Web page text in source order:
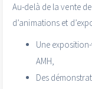
Au-delà de la vente
d’animations et
Une
AMH,
Des